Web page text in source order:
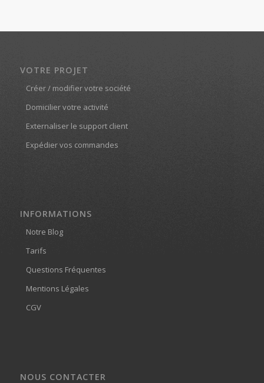
VOTRE PROJET
Créer / modifier votre société
Domicilier votre activité
Externaliser le support client
Expédier vos commandes
INFORMATIONS
Notre Blog
Tarifs
Questions Fréquentes
Mentions Légales
CGV
NOUS CONTACTER